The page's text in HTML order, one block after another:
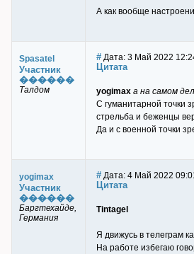
А как вообще
Spasatel
Участник
������
Талдом
# Дата: 3 Май 2022
Цитата
yogimax а на самом
С гуманитарной точки
стрельба и беженцы
Да и с военной точки
yogimax
Участник
������
Баргтехайде,
Германия
# Дата: 4 Май 2022
Цитата
Tintagel
Я движусь в телеграм
На работе избегаю